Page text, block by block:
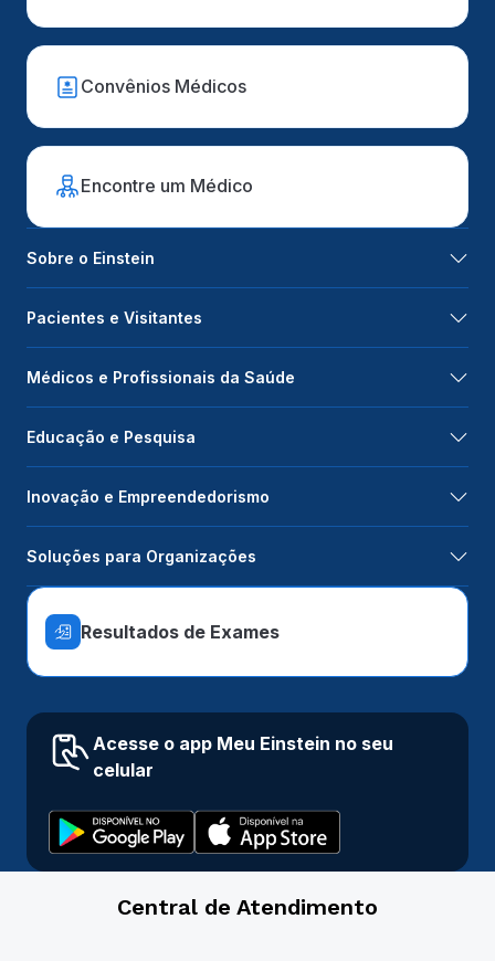
Convênios Médicos
Encontre um Médico
Sobre o Einstein
Pacientes e Visitantes
Médicos e Profissionais da Saúde
Educação e Pesquisa
Inovação e Empreendedorismo
Soluções para Organizações
Resultados de Exames
Acesse o app Meu Einstein no seu
celular
Central de Atendimento